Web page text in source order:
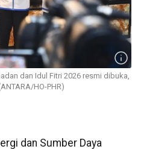
dan Idul Fitri 2026 resmi dibuka,
HO-PHR)
dan Sumber Daya